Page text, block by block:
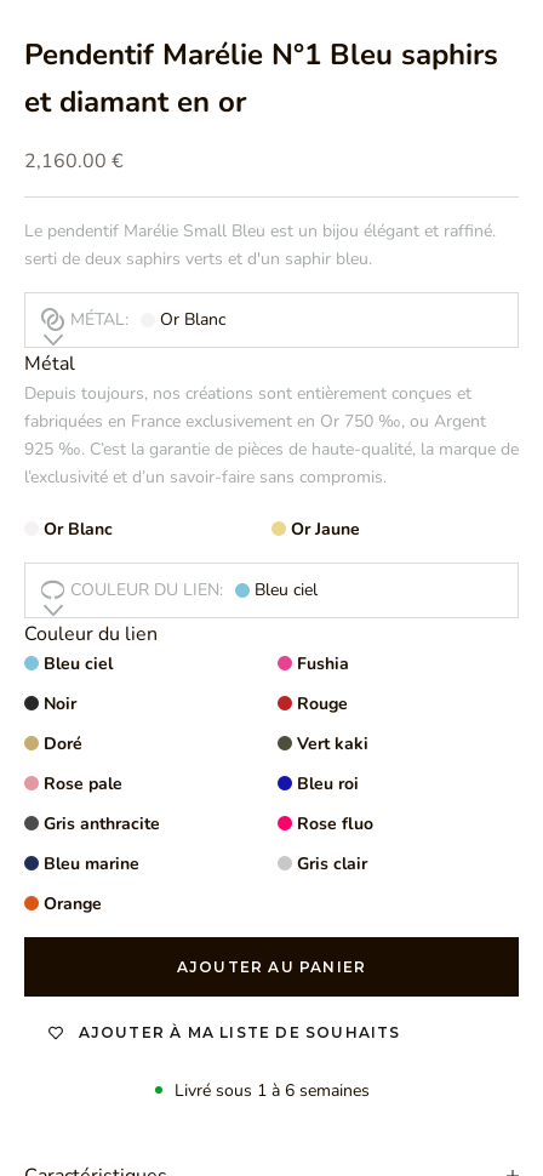
Pendentif Marélie N°1 Bleu saphirs
et diamant en or
Prix de vente
2,160.00 €
Le pendentif Marélie Small Bleu est un bijou élégant et raffiné.
serti de deux saphirs verts et d'un saphir bleu.
MÉTAL: Or Blanc
Métal
Depuis toujours, nos créations sont entièrement conçues et
fabriquées en France exclusivement en Or 750 ‰, ou Argent
925 ‰. C’est la garantie de pièces de haute-qualité, la marque de
l’exclusivité et d’un savoir-faire sans compromis.
Or Blanc Or Jaune
COULEUR DU LIEN: Bleu ciel
Couleur du lien
Bleu ciel
Fushia
Noir
Rouge
Doré
Vert kaki
Rose pale
Bleu roi
Gris anthracite
Rose fluo
Bleu marine
Gris clair
Orange
AJOUTER AU PANIER
AJOUTER À MA LISTE DE SOUHAITS
Livré sous 1 à 6 semaines